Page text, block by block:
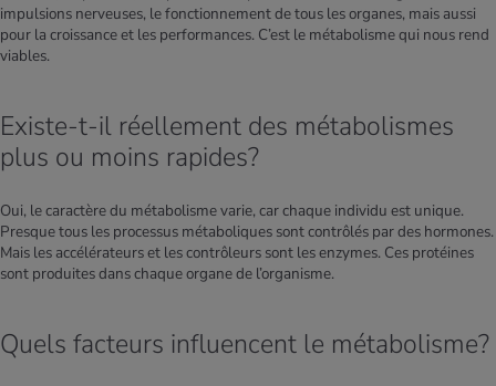
impulsions nerveuses, le fonctionnement de tous les organes, mais aussi
pour la croissance et les performances. C’est le métabolisme qui nous rend
viables.
Existe-t-il réellement des métabolismes
plus ou moins rapides?
Oui, le caractère du métabolisme varie, car chaque individu est unique.
Presque tous les processus métaboliques sont contrôlés par des hormones.
Mais les accélérateurs et les contrôleurs sont les enzymes. Ces protéines
sont produites dans chaque organe de l’organisme.
Quels facteurs influencent le métabolisme?